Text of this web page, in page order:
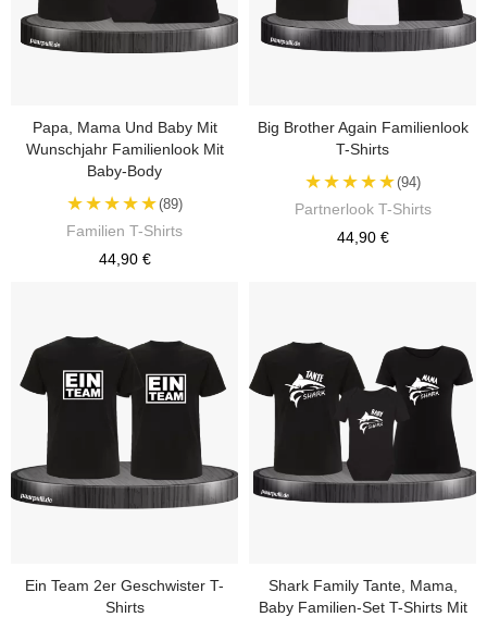
Papa, Mama Und Baby Mit
Wunschjahr Familienlook Mit
Baby-Body
★★★★★(89)
Familien T-Shirts
44,90 €
Big Brother Again Familienlook
T-Shirts
★★★★★(94)
Partnerlook T-Shirts
44,90 €
Ein Team 2er Geschwister T-
Shirts
Shark Family Tante, Mama,
Baby Familien-Set T-Shirts Mit